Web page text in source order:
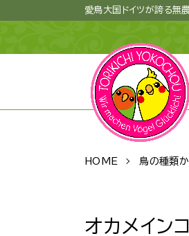
愛鳥大国ドイツが誇る無
HOME 鳥の種類か
オカメインコ